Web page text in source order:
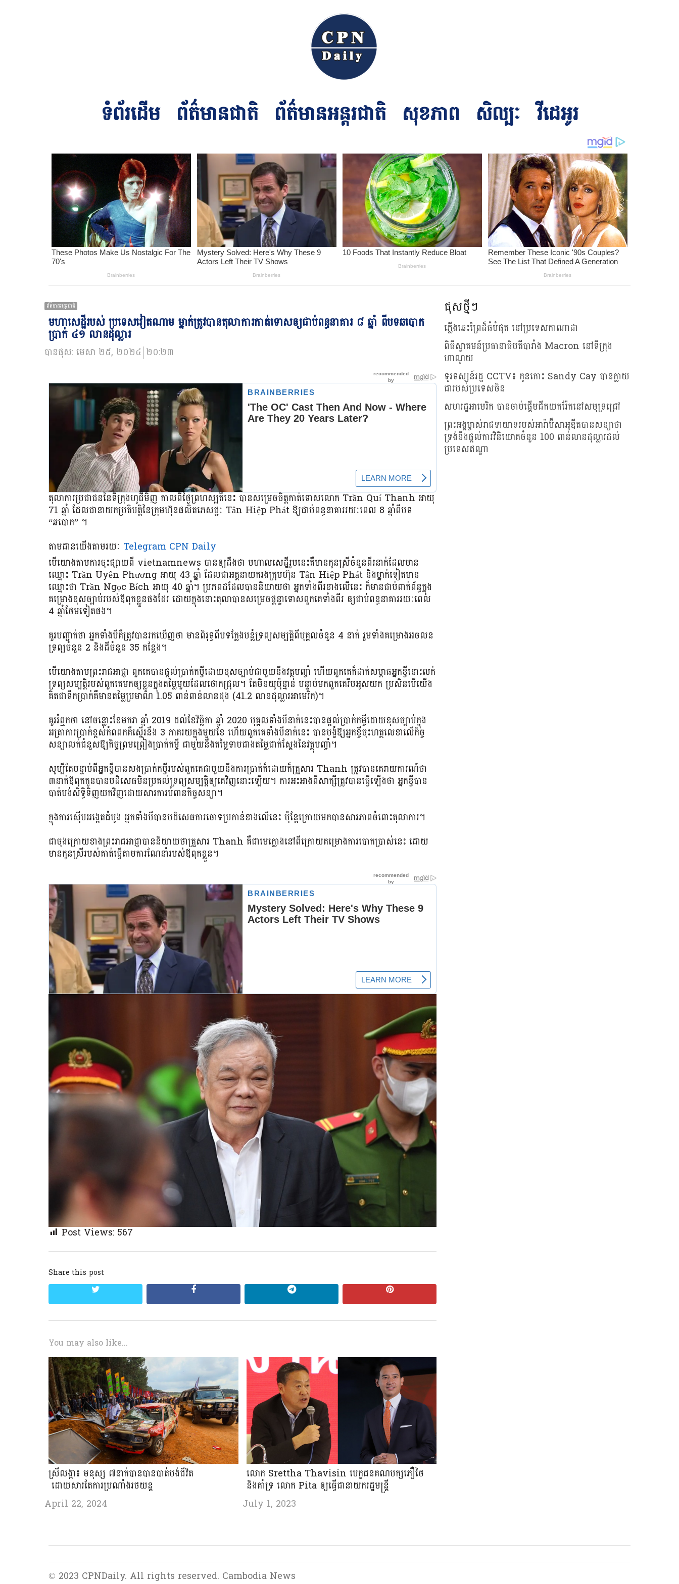
ទំព័រដើម ព័ត៌មានជាតិ ព័ត៌មានអន្ដរជាតិ សុខភាព សិល្បៈ វីដេអូរ
ព័ត៌មានអន្ដរជាតិ
មហាសេដ្ឋី​របស់ ប្រទេសវៀតណាម ម្នាក់​ត្រូវបានតុលាការ​កាត់ទោស​ឲ្យ​ជាប់​ពន្ធនាគារ ៨ ឆ្នាំ ​ពី​បទ​ឆបោក​
ប្រាក់ ៤១ លាន​ដុល្លារ
បានផុស:មេសា ២៥, ២០២៤ ២០:២៣
តុលាការប្រជាជននៃទីក្រុងហូជីមិញ កាលពីថ្ងៃព្រហស្បតិ៍នេះ បានសម្រេចចិត្តកាត់ទោសលោក Trần Quí Thanh អាយុ
71 ឆ្នាំ ដែលជានាយកប្រតិបត្តិនៃក្រុមហ៊ុនផលិតភេសជ្ជៈ Tân Hiệp Phát ឱ្យជាប់ពន្ធនាគាររយៈពេល 8 ឆ្នាំពីបទ
“ឆបោក” ។
តាមដានយើងតាមរយៈ Telegram CPN Daily
បើយោងតាមការចុះផ្សាយពី vietnamnews បានឲ្យដឹងថា មហាលសេដ្ឋីរូបនេះគឺមានកូនស្រីចំនួនពីរនាក់ដែលមាន
ឈ្មោះ Trần Uyên Phương អាយុ 43 ឆ្នាំ ដែលជាអគ្គនាយករងក្រុមហ៊ុន Tân Hiệp Phát និងម្នាក់ទៀតមាន
ឈ្មោះថា Trần Ngọc Bích អាយុ 40 ឆ្នាំ។ ប្រភពដដែលបាននិយាយថា អ្នកទាំងពីរខាងលើនេះ ក៏មានជាប់ពាក់ព័ន្ធក្នុង
គម្រោងខុសច្បាប់របស់ឪពុកខ្លួនផងដែរ ដោយក្នុងនោះតុលាបានសម្រេចផ្តន្ទាទោសពួកគេទាំងពីរ ឲ្យជាប់ពន្ធនាគាររយៈពេល
4 ឆ្នាំថែមទៀតផង។
គួរបញ្ជាក់ថា អ្នកទាំងបីគឺត្រូវបានរកឃើញថា មានពិរុទ្ធពីបទក្លែងបន្លំទ្រព្យសម្បត្តិពីបុគ្គលចំនួន 4 នាក់ រួមទាំងគម្រោងអចលន
ទ្រព្យចំនួន 2 និងដីចំនួន 35 កន្លែង។
បើយោងតាមព្រះរាជអាជ្ញា ពួកគេបានផ្តល់ប្រាក់កម្ចីដោយខុសច្បាប់ជាមួយនឹងវត្ថុបញ្ចាំ ហើយពួកគេក៏ដាក់សម្ពាធអ្នកខ្ចីនោះលក់
ទ្រព្យសម្បត្តិរបស់ពួកគេមកឲ្យខ្លួនក្នុងតម្លៃមួយដែលថោកជ្រុល។ តែមិនយូប៉ុន្មាន បន្ទាប់មកពួកគេរឹបអូសយក ប្រសិនបើយើង
គិតជាទឹកប្រាក់គឺមានតម្លៃប្រមាណ 1.05 ពាន់ពាន់លានដុង (41.2 លានដុល្លារអាមេរិក)។
គួររំឮកថា នៅចន្លោះខែមករា ឆ្នាំ 2019 ដល់ខែវិច្ឆិកា ឆ្នាំ 2020 បុគ្គលទាំងបីនាក់នេះបានផ្តល់ប្រាក់កម្ចីដោយខុសច្បាប់ក្នុង
អត្រាការប្រាក់ខ្ពស់កំពពកគឺស្មើរនឹង 3 ភាគរយក្នុងមួយខែ ហើយពួកគេទាំងបីនាក់នេះ បានបង្ខំឱ្យអ្នកខ្ចីចុះហត្ថលេខាលើកិច្ច
សន្យាលក់ជំនួសឱ្យកិច្ចព្រមព្រៀងប្រាក់កម្ចី ជាមួយនឹងតម្លៃទាបជាងតម្លៃជាក់ស្តែងនៃវត្ថុបញ្ចាំ។
សូម្បីតែបន្ទាប់ពីអ្នកខ្ចីបានសងប្រាក់កម្ចីរបស់ពួកគេជាមួយនឹងការប្រាក់ក៏ដោយក៏គ្រួសារ Thanh ត្រូវបានគេរាយការណ៍ថា
៣នាក់ឪពុកកូនបានបដិសេធមិនប្រគល់ទ្រព្យសម្បត្តិឲ្យគេវិញនោះឡើយ។ ការ​អះអាងពីសាក្សី​ត្រូវ​បាន​ធ្វើ​ឡើង​ថា ​អ្នក​ខ្ចី​បាន​
បាត់បង់​សិទ្ធិ​ទិញ​យក​វិញ​ដោយ​សារ​ការ​បំពាន​កិច្ចសន្យា។
ក្នុង​ការ​ស៊ើប​អង្កេត​ដំបូង អ្នក​ទាំង​បី​បាន​បដិសេធ​ការ​ចោទ​ប្រកាន់ខាងលើ​នេះ ប៉ុន្តែ​ក្រោយ​មក​បាន​សារភាព​ចំពោះ​តុលាការ។
ជាចុងក្រោយខាងព្រះរាជអាជ្ញាបាននិយាយថាគ្រួសារ Thanh គឺជាមេក្លោងនៅពីក្រោយគម្រោងការបោកប្រាស់នេះ ដោយ
មានកូនស្រីរបស់គាត់ធ្វើតាមការណែនាំរបស់ឪពុកខ្លួន។
Post Views:567
Share this post
twitter facebook Telegram pinterest
You may also like...
ស្រីលង្កា៖ មនុស្ស ៧នាក់បានបានបាត់បង់ជីវិត
ដោយសារតែការប្រណាំងរថយន្ត
April 22, 2024
លោក Srettha Thavisin បេក្ខជនគណបក្សភឿថៃ
និងគាំទ្រ លោក Pita ឲ្យធ្វើជានាយករដ្ឋមន្ត្រី
July 1, 2023
ផុសថ្មីៗ
ភ្លើងឆេះព្រៃដ៏ធំបំផុត នៅប្រទេសកាណាដា
ពិធីស្វាគមន៍ប្រធានាធិបតីបារាំង Macron នៅទីក្រុង
ហាណូយ
ទូរទស្សន៍រដ្ឋ CCTV៖ កូនកោះ Sandy Cay បានក្លាយ
ជារបស់ប្រទេសចិន
សហរដ្ឋអាមេរិក បានចាប់ផ្តើមជីកយករ៉ែកនៅសមុទ្រជ្រៅ
ព្រះអង្គម្ចាស់រាជទាយាទរបស់អារ៉ាប៊ីសាអូឌីតបានសន្យាថា
ទ្រង់នឹងផ្តល់ការវិនិយោគចំនួន 100 ពាន់លានដុល្លារដល់
ប្រទេសឥណ្ឌា
© 2023 CPNDaily. All rights reserved. Cambodia News